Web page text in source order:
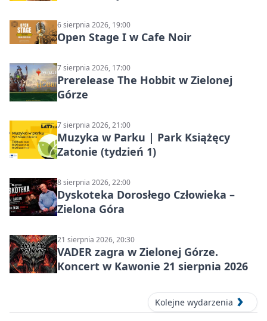
6 sierpnia 2026, 19:00
Open Stage I w Cafe Noir
7 sierpnia 2026, 17:00
Prerelease The Hobbit w Zielonej
Górze
7 sierpnia 2026, 21:00
Muzyka w Parku | Park Książęcy
Zatonie (tydzień 1)
8 sierpnia 2026, 22:00
Dyskoteka Dorosłego Człowieka –
Zielona Góra
21 sierpnia 2026, 20:30
VADER zagra w Zielonej Górze.
Koncert w Kawonie 21 sierpnia 2026
Kolejne wydarzenia